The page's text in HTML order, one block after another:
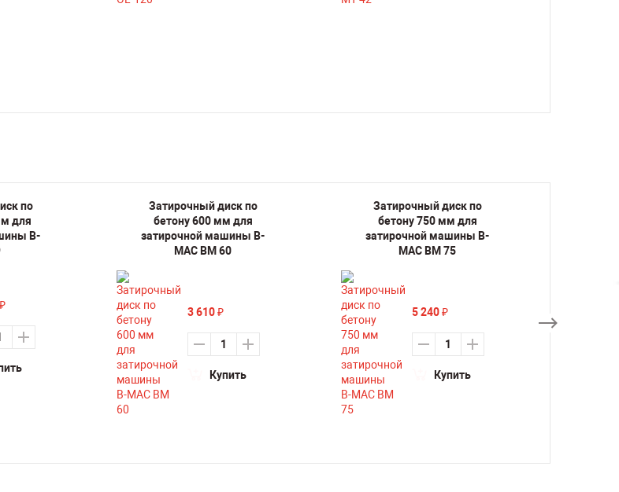
по
для
B-
₽
Затирочный диск по
бетону 600 мм для
затирочной машины B-
MAC BM 60
3 610 ₽
Купить
Затирочный диск по
бетону 750 мм для
затирочной машины B-
MAC BM 75
5 240 ₽
Купить